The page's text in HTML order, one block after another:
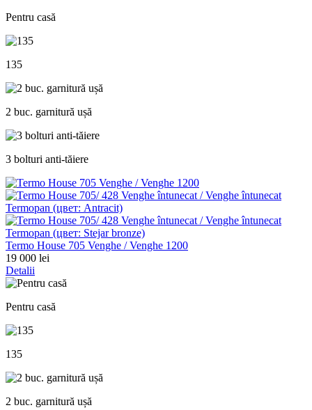
Pentru casă
135
2 buc. garnitură ușă
3 bolturi anti-tăiere
Termo House 705 Venghe / Venghe 1200
19 000 lei
Detalii
Pentru casă
135
2 buc. garnitură ușă